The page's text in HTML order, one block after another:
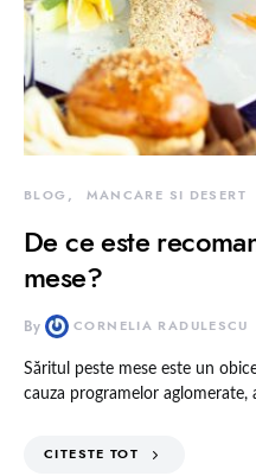
BLOG MANCARE SI DESERT
De ce este
mese?
By CORNELIA RADULESCU
Săritul peste mese este un
cauza programelor aglomerate,
CITESTE TOT